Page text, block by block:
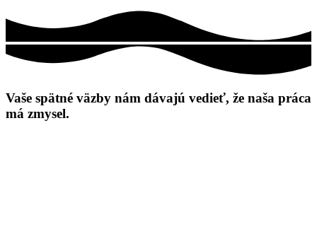
Vaše spätné väzby nám dávajú vedieť, že naša práca
má zmysel.